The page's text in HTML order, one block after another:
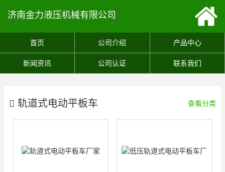
济南金力液压机械有限公司
首页 公司介绍 产品中心
新闻资讯 公司认证 联系我们
轨道式电动平板车 查看分类